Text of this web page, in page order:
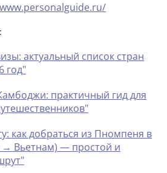
актуальный список стран
год"
практичный гид для
как добраться из Пномпеня в
Вьетнам) — простой и